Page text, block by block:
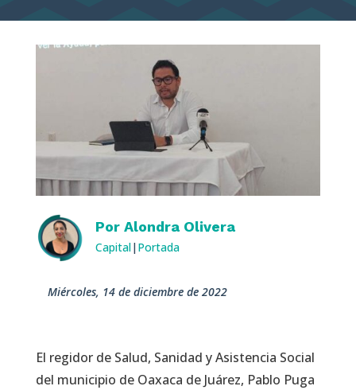
Por Alondra Olivera
Capital| Portada
miércoles, 14 de diciembre de 2022
El regidor de Salud, Sanidad y Asistencia Social
del municipio de Oaxaca de Juárez, Pablo Puga